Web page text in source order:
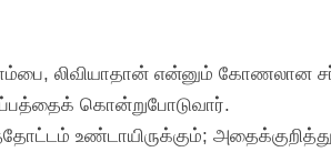
லிவியாதான் என்னும் கோணலான
கொன்றுபோடுவார்.
உண்டாயிருக்கும்;